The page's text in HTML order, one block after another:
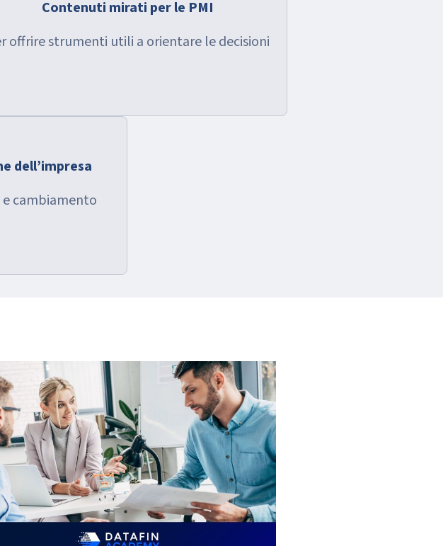
Contenuti mirati per le PMI
offrire strumenti utili a orientare le decisioni
dell’impresa
cambiamento